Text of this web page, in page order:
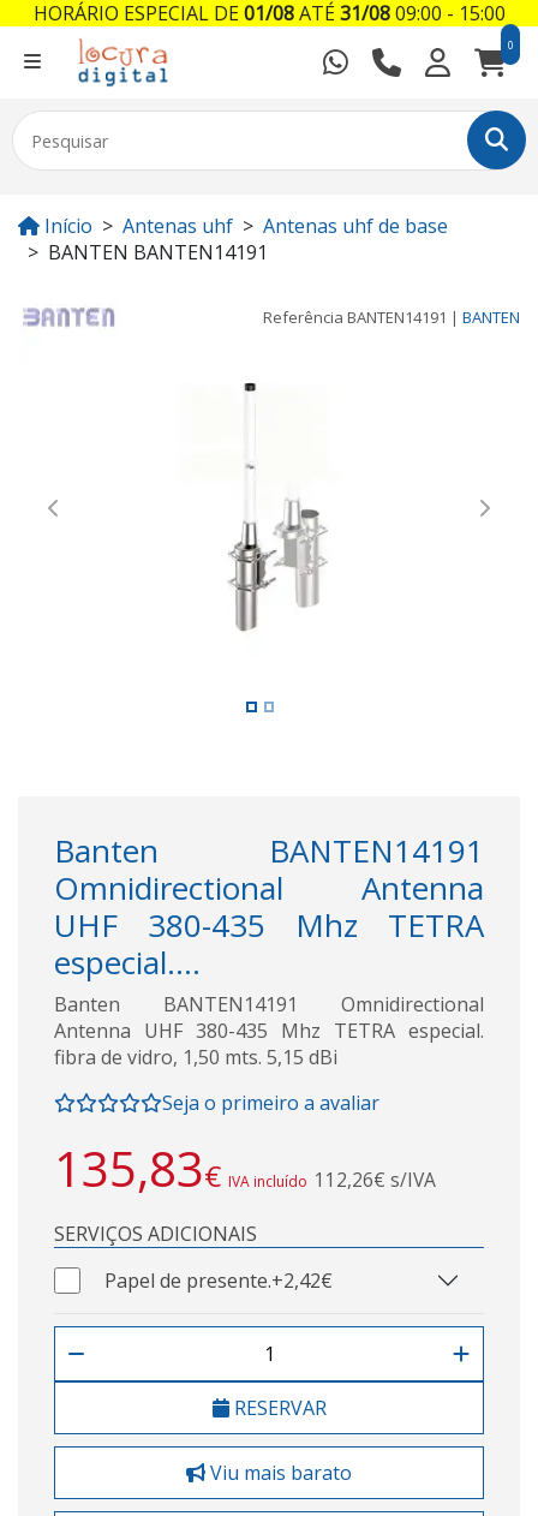
0
Início Antenas uhf
Antenas uhf de base
BANTEN BANTEN14191
Referência BANTEN14191 | BANTEN
Previous Next
Banten BANTEN14191
Omnidirectional Antenna
UHF 380-435 Mhz TETRA
especial....
Banten BANTEN14191 Omnidirectional
Antenna UHF 380-435 Mhz TETRA especial.
fibra de vidro, 1,50 mts. 5,15 dBi
Seja o primeiro a avaliar
135,83€ IVA incluído 112,26€ s/IVA
SERVIÇOS ADICIONAIS
Papel de presente.+2,42€
RESERVAR
Viu mais barato
HORÁRIO ESPECIAL DE01/08ATÉ31/0809:00 - 15:00